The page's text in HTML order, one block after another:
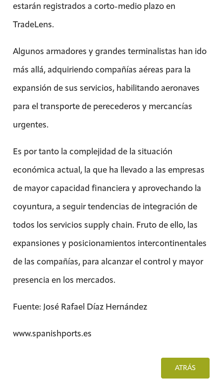
estarán registrados a corto-medio plazo en
TradeLens.
Algunos armadores y grandes terminalistas han ido
más allá, adquiriendo compañías aéreas para la
expansión de sus servicios, habilitando aeronaves
para el transporte de perecederos y mercancías
urgentes.
Es por tanto la complejidad de la situación
económica actual, la que ha llevado a las empresas
de mayor capacidad financiera y aprovechando la
coyuntura, a seguir tendencias de integración de
todos los servicios supply chain. Fruto de ello, las
expansiones y posicionamientos intercontinentales
de las compañías, para alcanzar el control y mayor
presencia en los mercados.
Fuente: José Rafael Díaz Hernández
www.spanishports.es
ATRÁS